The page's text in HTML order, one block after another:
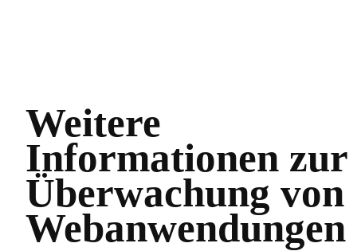
Weitere
Informationen zur
Überwachung von
Webanwendungen